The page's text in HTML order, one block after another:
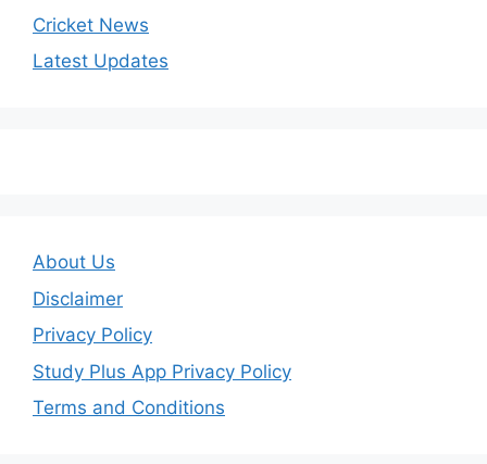
Cricket News
Latest Updates
About Us
Disclaimer
Privacy Policy
Study Plus App Privacy Policy
Terms and Conditions